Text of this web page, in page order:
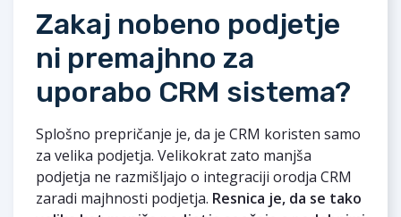
Zakaj nobeno podjetje
ni premajhno za
uporabo CRM sistema?
Splošno prepričanje je, da je CRM koristen samo
za velika podjetja. Velikokrat zato manjša
podjetja ne razmišljajo o integraciji orodja CRM
zaradi majhnosti podjetja. Resnica je, da se tako